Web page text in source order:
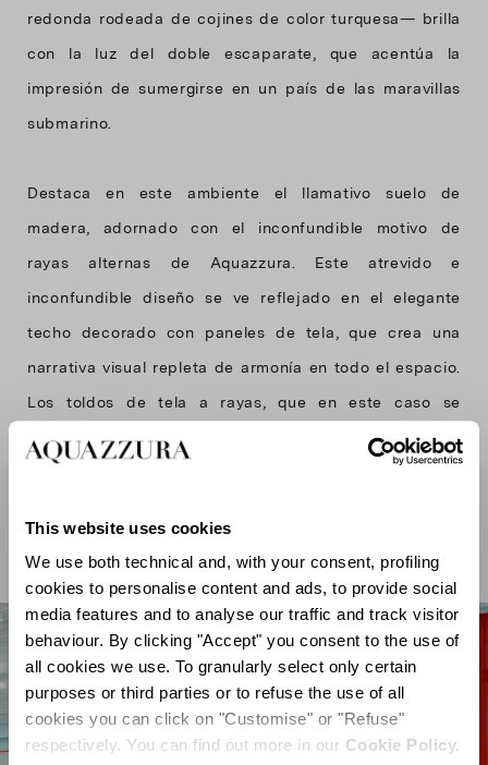
This website uses cookies
We use both technical and, with your consent, profiling
cookies to personalise content and ads, to provide social
media features and to analyse our traffic and track visitor
behaviour. By clicking "Accept" you consent to the use of
all cookies we use. To granularly select only certain
purposes or third parties or to refuse the use of all
cookies you can click on "Customise" or "Refuse"
respectively. You can find out more in our Cookie Policy.
redonda rodeada de cojines de color turquesa— brilla
con la luz del doble escaparate, que acentúa la
impresión de sumergirse en un país de las maravillas
submarino.
Destaca en este ambiente el llamativo suelo de
madera, adornado con el inconfundible motivo de
rayas alternas de Aquazzura. Este atrevido e
inconfundible diseño se ve reflejado en el elegante
techo decorado con paneles de tela, que crea una
narrativa visual repleta de armonía en todo el espacio.
Los toldos de tela a rayas, que en este caso se
presentan en un precioso color turquesa, coronan